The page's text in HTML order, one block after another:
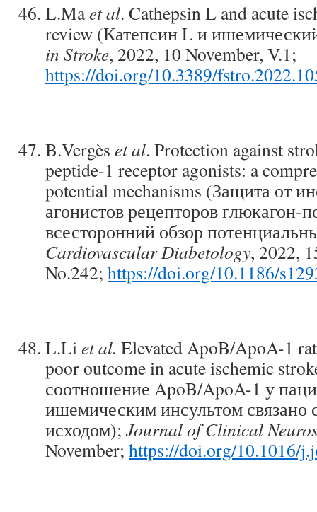
L.Maet al. Cathepsin L and acute
review (Катепсин L и
in Stroke, 2022, 10 November, V.1;
https://doi.org/10.3389/
B.Vergès et al. Protection against
peptide-1 receptor agonists: a
potential mechanisms (Защита от
агонистов рецепторов глюкагон-
всесторонний обзор
Cardiovascular Diabetology, 2022,
No.242; https://doi.org/10.1186/
L.Liet al. Elevated ApoB/ApoA-1
poor outcome in acute ischemic
соотношение ApoB/ApoA-1 у
ишемическим инсультом связано
исходом); Journal of Clinical
November; https://doi.org/10.1016/